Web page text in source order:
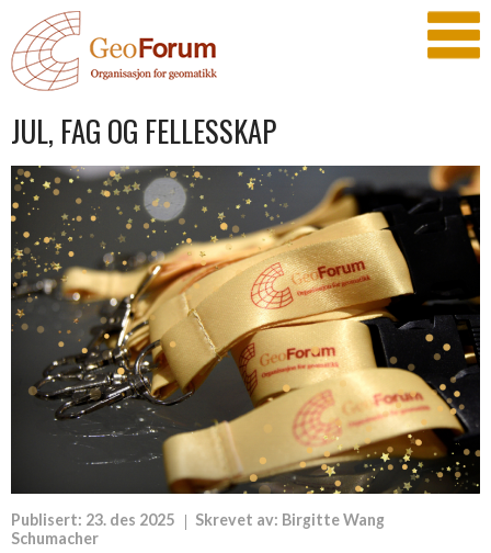
JUL, FAG OG FELLESSKAP
Publisert: 23. des 2025 Skrevet av: Birgitte Wang
Schumacher